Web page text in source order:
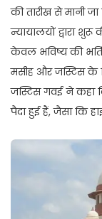
की तारीख से मानी
न्यायालयों द्वारा शुरू
केवल भविष्य की
मसीह और जस्टिस के
जस्टिस गवई ने कहा
पैदा हुई हैं, जैसा कि